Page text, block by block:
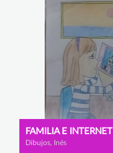
FAMILIA E INTERNET
Dibujos, Inés